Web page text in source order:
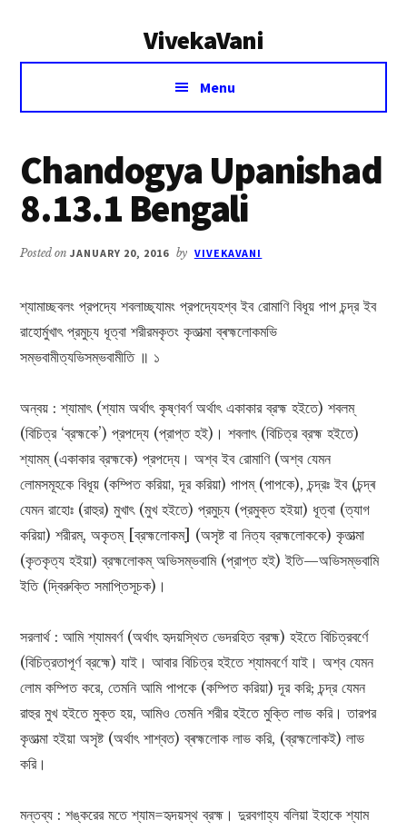
VivekaVani
Voice
Vivekananda
Menu
Chandogya Upanishad
8.13.1 Bengali
Posted onJANUARY 20, 2016 by VIVEKAVANI
শ্যামাচ্ছবলং প্রপদ্যে শবলাচ্ছ্যামং প্রপদ্যেহশ্ব ইব রোমাণি বিধূয় পাপ চন্দ্র ইব
রাহোর্মুখাৎ প্রমুচ্য ধূত্বা শরীরমকৃতং কৃতাত্মা ব্ৰহ্মলোকমভি
সম্ভবামীত্যভিসম্ভবামীতি ॥ ১
অন্বয় : শ্যামাৎ (শ্যাম অর্থাৎ কৃষ্ণবর্ণ অর্থাৎ একাকার ব্রহ্ম হইতে) শবলম্
(বিচিত্র ‘ব্রহ্মকে’) প্রপদ্যে (প্রাপ্ত হই)। শবলাৎ (বিচিত্র ব্রহ্ম হইতে)
শ্যামম্ (একাকার ব্রহ্মকে) প্রপদ্যে। অশ্ব ইব রোমাণি (অশ্ব যেমন
লোমসমূহকে বিধূয় (কম্পিত করিয়া, দূর করিয়া) পাপম্ (পাপকে), চন্দ্রঃ ইব (চন্দ্ৰ
যেমন রাহোঃ (রাহুর) মুখাৎ (মুখ হইতে) প্রমুচ্য (প্রমুক্ত হইয়া) ধূত্বা (ত্যাগ
করিয়া) শরীরম্, অকৃতম্ [ব্রহ্মলোকম্] (অসৃষ্ট বা নিত্য ব্রহ্মলোককে) কৃতাত্মা
(কৃতকৃত্য হইয়া) ব্রহ্মলোকম্ অভিসম্ভবামি (প্রাপ্ত হই) ইতি—অভিসম্ভবামি
ইতি (দ্বিরুক্তি সমাপ্তিসূচক)।
সরলার্থ : আমি শ্যামবর্ণ (অর্থাৎ হৃদয়স্থিত ভেদরহিত ব্রহ্ম) হইতে বিচিত্রবর্ণে
(বিচিত্রতাপূর্ণ ব্রহ্মে) যাই। আবার বিচিত্র হইতে শ্যামবর্ণে যাই। অশ্ব যেমন
লোম কম্পিত করে, তেমনি আমি পাপকে (কম্পিত করিয়া) দূর করি; চন্দ্র যেমন
রাহুর মুখ হইতে মুক্ত হয়, আমিও তেমনি শরীর হইতে মুক্তি লাভ করি। তারপর
কৃতাত্মা হইয়া অসৃষ্ট (অর্থাৎ শাশ্বত) ব্ৰহ্মলোক লাভ করি, (ব্রহ্মলোকই) লাভ
করি।
মন্তব্য : শঙ্করের মতে শ্যাম=হৃদয়স্থ ব্রহ্ম। দুরবগাহ্য বলিয়া ইহাকে শ্যাম